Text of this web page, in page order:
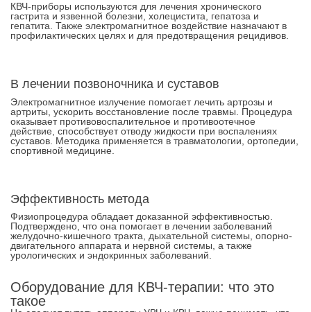
КВЧ-приборы используются для лечения хронического
гастрита и язвенной болезни, холецистита, гепатоза и
гепатита. Также электромагнитное воздействие назначают в
профилактических целях и для предотвращения рецидивов.
В лечении позвоночника и суставов
Электромагнитное излучение помогает лечить артрозы и
артриты, ускорить восстановление после травмы. Процедура
оказывает противовоспалительное и противоотечное
действие, способствует отводу жидкости при воспалениях
суставов. Методика применяется в травматологии, ортопедии,
спортивной медицине.
Эффективность метода
Физиопроцедура обладает доказанной эффективностью.
Подтверждено, что она помогает в лечении заболеваний
желудочно-кишечного тракта, дыхательной системы, опорно-
двигательного аппарата и нервной системы, а также
урологических и эндокринных заболеваний.
Оборудование для КВЧ-терапии: что это
такое